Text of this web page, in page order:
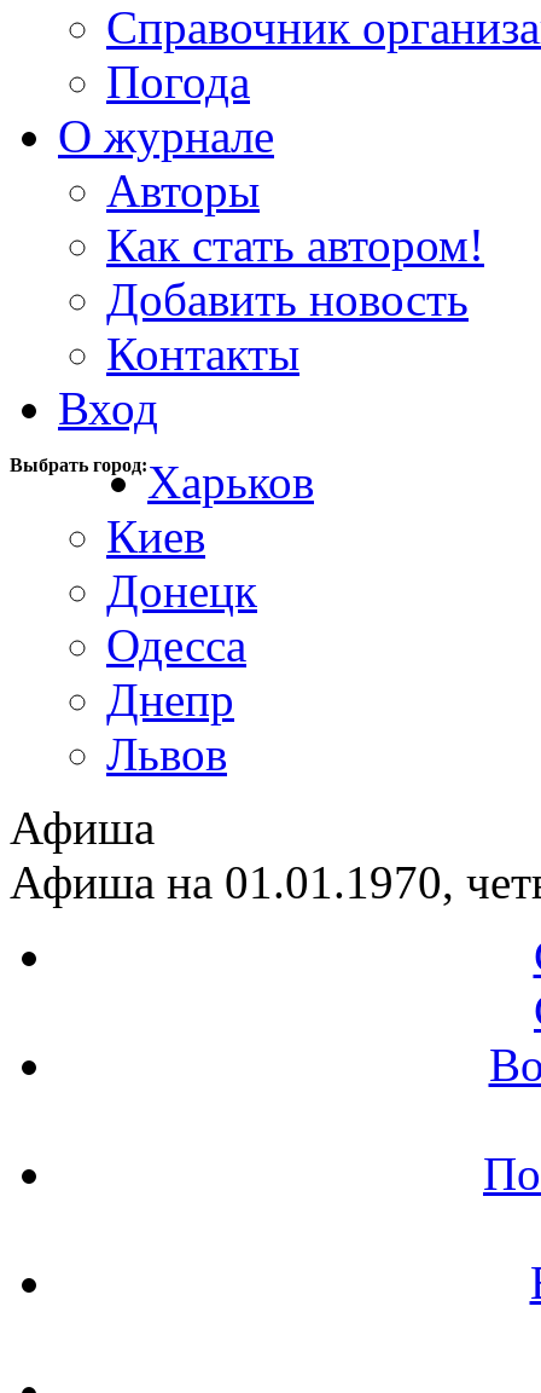
Справочник
Погода
О журнале
Авторы
Как стать автором!
Добавить новость
Контакты
Вход
Выбрать город:Харьков
Киев
Донецк
Одесса
Днепр
Львов
Афиша
Афиша на 01.01.1970,